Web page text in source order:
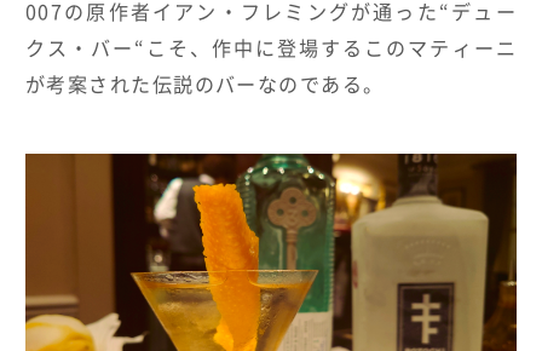
007の原作者イアン・フレミングが通った “ デュー
クス・バー “ こそ、作中に登場するこのマティーニ
が考案された伝説のバーなのである。